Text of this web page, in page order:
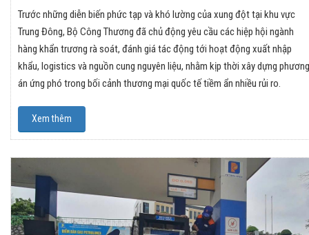
Trước những diễn biến phức tạp và khó lường của xung đột tại khu vực
Trung Đông, Bộ Công Thương đã chủ động yêu cầu các hiệp hội ngành
hàng khẩn trương rà soát, đánh giá tác động tới hoạt động xuất nhập
khẩu, logistics và nguồn cung nguyên liệu, nhằm kịp thời xây dựng phương
án ứng phó trong bối cảnh thương mại quốc tế tiềm ẩn nhiều rủi ro.
Xem thêm